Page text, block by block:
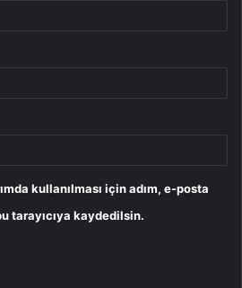
kullanılması için adım, e-posta
tarayıcıya kaydedilsin.